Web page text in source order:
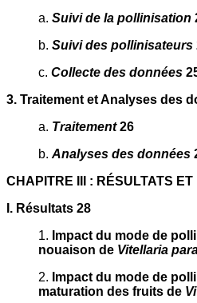
a. Suivi de la pollinisation
b. Suivi des pollinisateurs
c. Collecte des données
3. Traitement et Analyses des
a. Traitement26
b. Analyses des données
CHAPITRE III : RÉSULTATS
I. Résultats 28
1. Impact du mode de
nouaison de Vitellaria
2. Impact du mode de
maturation des fruits de